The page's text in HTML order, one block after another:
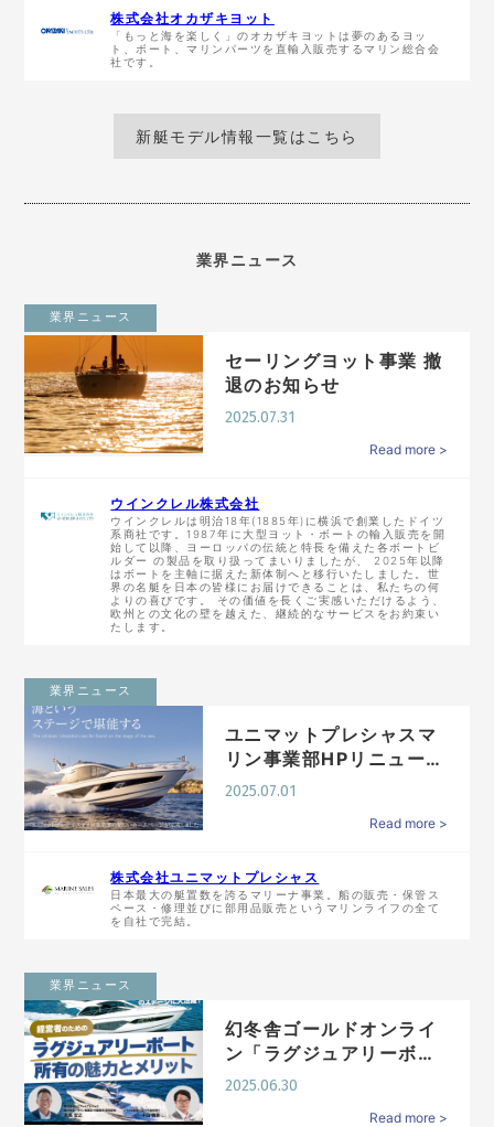
株式会社オカザキヨット
「もっと海を楽しく」のオカザキヨットは夢のあるヨッ
ト、ボート、マリンパーツを直輸入販売するマリン総合会
社です。
新艇モデル情報一覧はこちら
業界ニュース
業界ニュース
セーリングヨット事業 撤
退のお知らせ
2025.07.31
Read more >
ウインクレル株式会社
ウインクレルは明治18年(1885年)に横浜で創業したドイツ
系商社です。1987年に大型ヨット・ボートの輸入販売を開
始して以降、ヨーロッパの伝統と特長を備えた各ボートビ
ルダー の製品を取り扱ってまいりましたが、 2025年以降
はボートを主軸に据えた新体制へと移行いたしました。世
界の名艇を日本の皆様にお届けできることは、私たちの何
よりの喜びです。 その価値を長くご実感いただけるよう、
欧州との文化の壁を越えた、継続的なサービスをお約束い
たします。
業界ニュース
ユニマットプレシャスマ
リン事業部HPリニューア
ル
2025.07.01
Read more >
株式会社ユニマットプレシャス
日本最大の艇置数を誇るマリーナ事業。船の販売・保管ス
ペース・修理並びに部用品販売というマリンライフの全て
を自社で完結。
業界ニュース
幻冬舎ゴールドオンライ
ン「ラグジュアリーボー
ト所有という人生の楽し
2025.06.30
Read more >